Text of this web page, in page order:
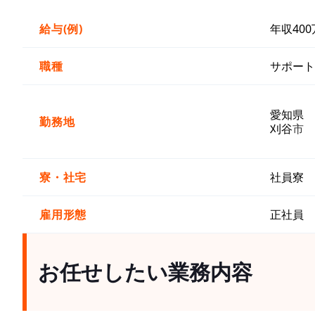
給与(例) 年収400
職種 サポー
勤務地
愛知県
刈谷市
寮・社宅 社員寮
雇用形態 正社員
お任せしたい業務内容